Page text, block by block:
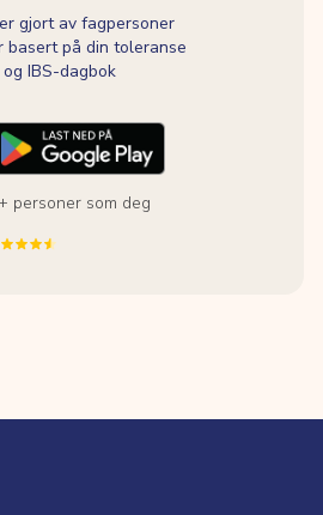
gjort av fagpersoner
basert på din toleranse
IBS-dagbok
personer som deg